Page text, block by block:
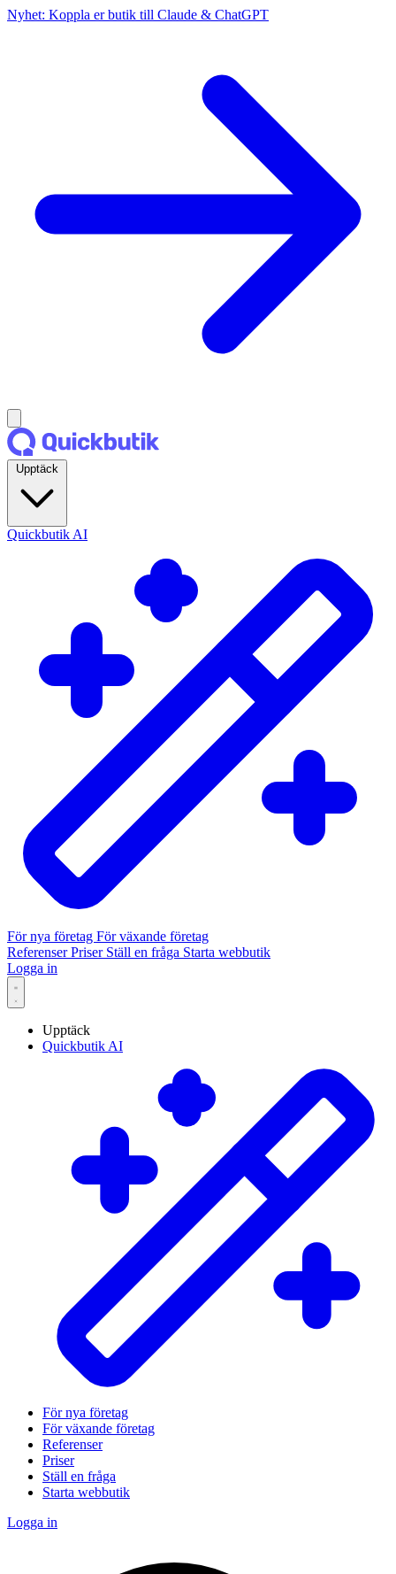
Nyhet: Koppla er butik till Claude & ChatGPT
Quickbutik AI
För nya företag För växande företag
ReferenserPriser Ställ en fråga Starta webbutik
Logga in
Upptäck
Quickbutik AI
För nya företag
För växande företag
Referenser
Priser
Ställ en fråga
Starta webbutik
Logga in